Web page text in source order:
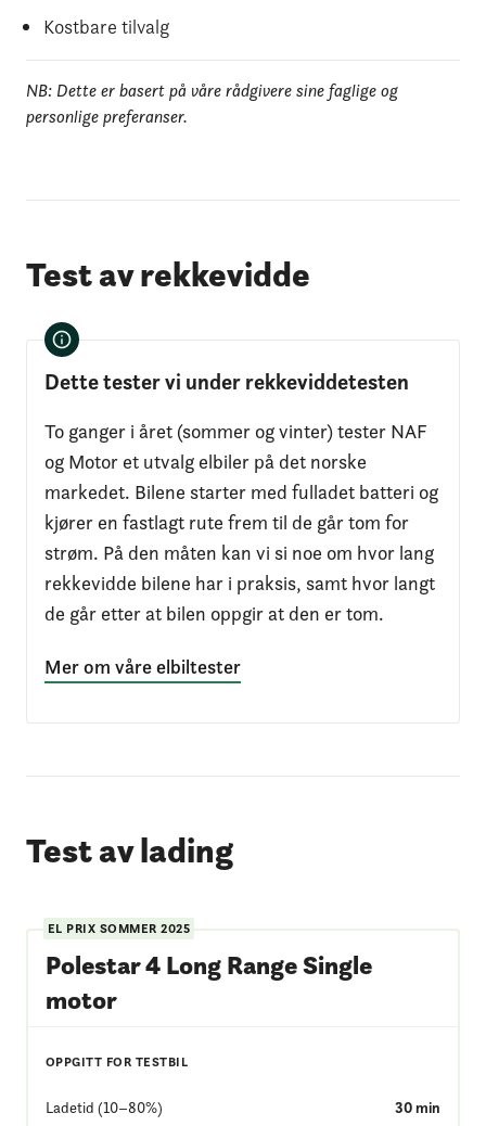
Kostbare tilvalg
NB: Dette er basert på våre rådgivere sine faglige og
personlige preferanser.
Test av rekkevidde
Dette tester vi under rekkeviddetesten
To ganger i året (sommer og vinter) tester NAF
og Motor et utvalg elbiler på det norske
markedet. Bilene starter med fulladet batteri og
kjører en fastlagt rute frem til de går tom for
strøm. På den måten kan vi si noe om hvor lang
rekkevidde bilene har i praksis, samt hvor langt
de går etter at bilen oppgir at den er tom.
Mer om våre elbiltester
Test av lading
EL PRIX SOMMER 2025
Polestar 4 Long Range Single
motor
OPPGITT FOR TESTBIL
Ladetid (10–80%) 30min